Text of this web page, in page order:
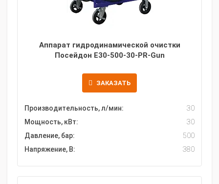
Аппарат гидродинамической очистки
Посейдон E30-500-30-PR-Gun
ЗАКАЗАТЬ
Производительность, л/мин:
30
Мощность, кВт:
30
Давление, бар:
500
Напряжение, В:
380